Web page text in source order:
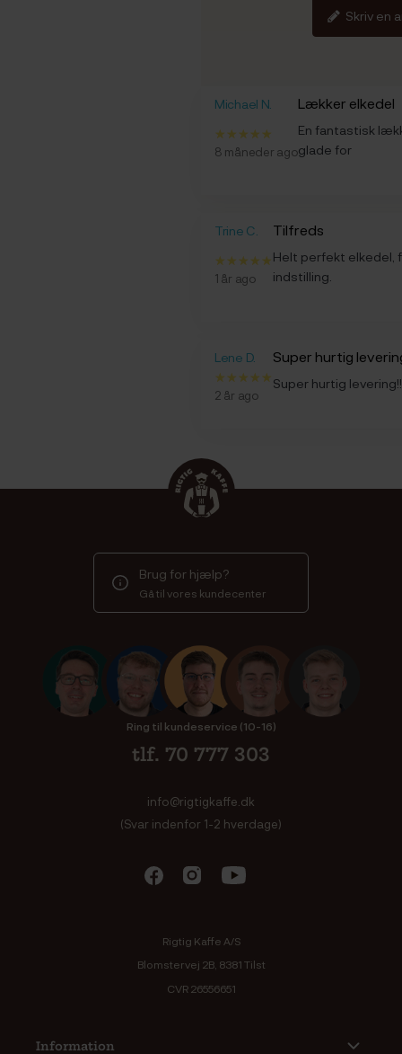
Skriv en
Michael N.
8 måneder ago
Lækker elkedel
En fantastisk
glade for
Trine C.
1 år ago
Tilfreds
Helt perfekt elkedel,
indstilling.
Lene D.
2 år ago
Super hurtig
Super hurtig
Brug for hjælp?
Gå til vores kundecenter
Ring til kundeservice (10-16)
tlf. 70 777 303
info@rigtigkaffe.dk
(Svar indenfor 1-2 hverdage)
Rigtig Kaffe A/S
Blomstervej 2B, 8381 Tilst
CVR 26556651
Information